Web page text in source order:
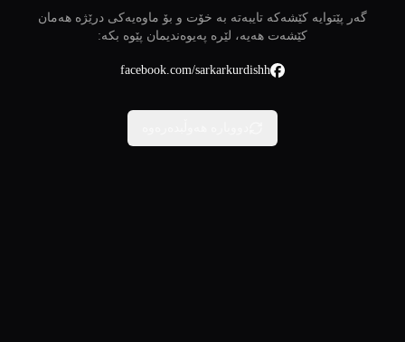
گەر پێتوایە کێشەکە تایبەتە بە خۆت و بۆ ماوەیەکی درێژە هەمان
کێشەت هەیە، لێرە پەیوەندیمان پێوە بکە:
facebook.com/sarkarkurdishh